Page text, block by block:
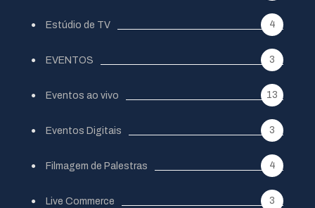
Estúdio de TV 4
EVENTOS 3
Eventos ao vivo 13
Eventos Digitais 3
Filmagem de Palestras 4
Live Commerce 3